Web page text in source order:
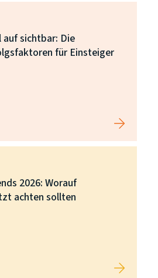
sichtbar: Die
für Einsteiger
2026: Worauf
achten sollten